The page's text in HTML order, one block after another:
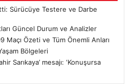
Sürücüye Testere ve Darbe
Güncel Durum ve Analizler
Maçı Özeti ve Tüm Önemli Anları
Bölgeleri
Sarıkaya’ mesajı: ‘Konuşursa